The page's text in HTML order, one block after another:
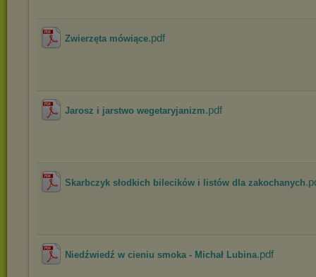
Zwierzęta mówiące.pdf
Jarosz i jarstwo wegetaryjanizm.pdf
Skarbczyk słodkich bilecików i listów dla zakochanych
Niedźwiedź w cieniu smoka - Michał Lubina.pdf